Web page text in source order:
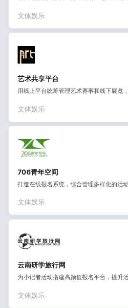
文体娱乐
艺术共享平台
用线上平台统筹管理艺术赛事和线下展览
文体娱乐
706青年空间
打造在线报名系统，综合管理多样化的活
文体娱乐
云南研学旅行网
为小记者活动搭建高颜值报名平台，提升
文体娱乐